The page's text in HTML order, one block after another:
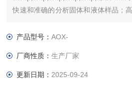
快速和准确的分析固体和液体样品；
1500W）；可以24小时 全天候工作
产品型号：AOX-
厂商性质：生产厂家
更新日期： 2025-09-24